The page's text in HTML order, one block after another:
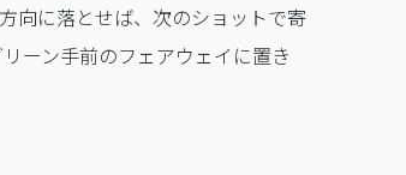
向に落とせば、次のショットで寄
ーン手前のフェアウェイに置き